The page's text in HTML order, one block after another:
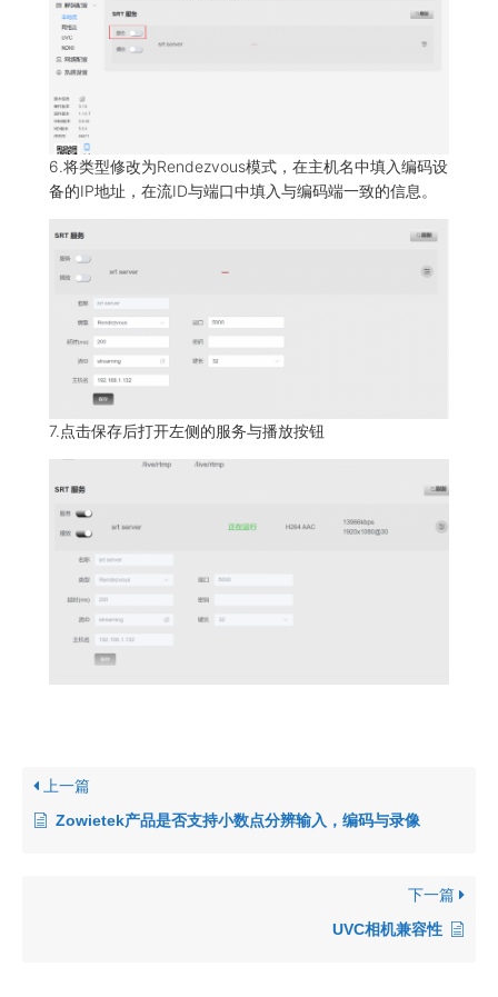
6.将类型修改为Rendezvous模式，在主机名中填入编码设
备的IP地址，在流ID与端口中填入与编码端一致的信息。
7.点击保存后打开左侧的服务与播放按钮
上一篇
Zowietek产品是否支持小数点分辨输入，编码与录像
下一篇
UVC相机兼容性